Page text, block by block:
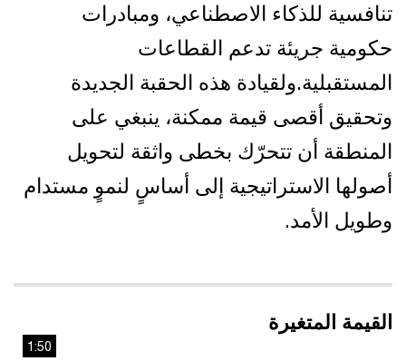
تنافسية للذكاء الاصطناعي، ومبادرات
حكومية جريئة تدعم القطاعات
المستقبلية.ولقيادة هذه الحقبة الجديدة
وتحقيق أقصى قيمة ممكنة، ينبغي على
المنطقة أن تتحرّك بخطى واثقة لتحويل
أصولها الاستراتيجية إلى أساسٍ لنموٍ مستدام
وطويل الأمد.
1:50
القيمة المتغيرة